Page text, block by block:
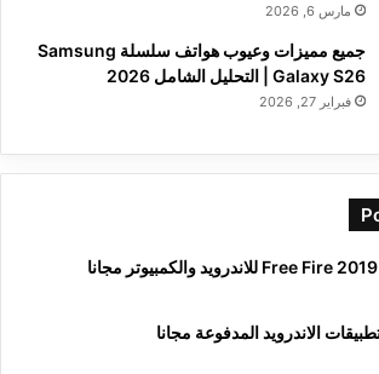
مارس 6, 2026
جميع مميزات وعيوب هواتف سلسلة Samsung
Galaxy S26 | التحليل الشامل 2026
فبراير 27, 2026
الاندرويد المدفوعة مجانا